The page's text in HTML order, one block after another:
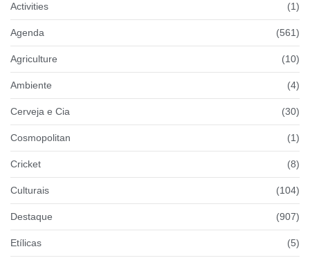
Activities (1)
Agenda (561)
Agriculture (10)
Ambiente (4)
Cerveja e Cia (30)
Cosmopolitan (1)
Cricket (8)
Culturais (104)
Destaque (907)
Etílicas (5)